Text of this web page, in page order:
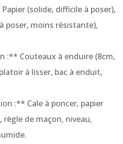
(solide, difficile à poser),
poser, moins résistante),
:** Couteaux à enduire (8cm,
à lisser, bac à enduit,
:** Cale à poncer, papier
règle de maçon, niveau,